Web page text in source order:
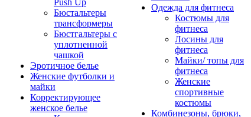
Push Up
Бюстальтеры
трансформеры
Бюстгальтеры с
уплотненной
чашкой
Эротичное белье
Женские футболки и
майки
Корректирующее
женское белье
Одежда для фитнеса
Костюмы для
фитнеса
Лосины для
фитнеса
Майки/ топы для
фитнеса
Женские
спортивные
костюмы
Комбинезоны, брюки,